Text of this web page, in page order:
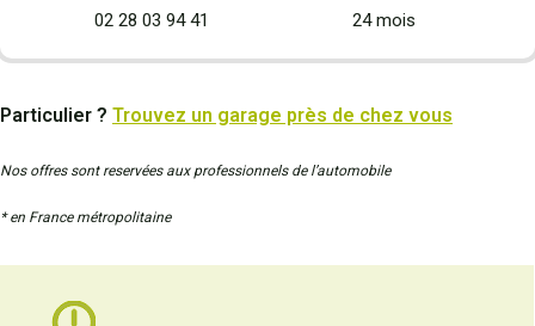
02 28 03 94 41
24 mois
Particulier ? Trouvez un garage près de chez vous
Nos offres sont reservées aux professionnels de l’automobile
* en France métropolitaine